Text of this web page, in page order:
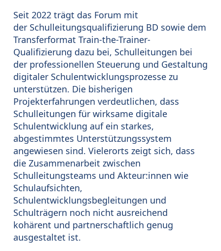
Seit 2022 trägt das Forum mit
der Schulleitungsqualifizierung BD sowie dem
Transferformat Train-the-Trainer-
Qualifizierung dazu bei, Schulleitungen bei
der professionellen Steuerung und Gestaltung
digitaler Schulentwicklungsprozesse zu
unterstützen. Die bisherigen
Projekterfahrungen verdeutlichen, dass
Schulleitungen für wirksame digitale
Schulentwicklung auf ein starkes,
abgestimmtes Unterstützungssystem
angewiesen sind. Vielerorts zeigt sich, dass
die Zusammenarbeit zwischen
Schulleitungsteams und Akteur:innen wie
Schulaufsichten,
Schulentwicklungsbegleitungen und
Schulträgern noch nicht ausreichend
kohärent und partnerschaftlich genug
ausgestaltet ist.